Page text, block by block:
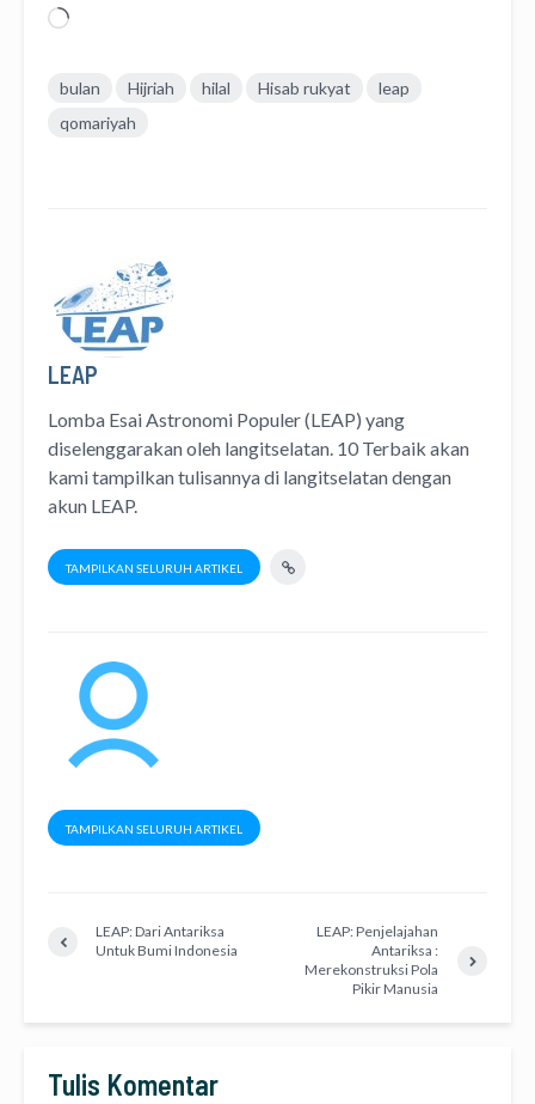
Memuat...
bulan Hijriah hilal Hisab rukyat
leap
qomariyah
LEAP
Lomba Esai Astronomi Populer (LEAP) yang
diselenggarakan oleh langitselatan. 10 Terbaik akan
kami tampilkan tulisannya di langitselatan dengan
akun LEAP.
TAMPILKAN SELURUH ARTIKEL
TAMPILKAN SELURUH ARTIKEL
LEAP: Dari Antariksa
Untuk Bumi Indonesia
LEAP: Penjelajahan
Antariksa :
Merekonstruksi Pola
Pikir Manusia
Tulis Komentar